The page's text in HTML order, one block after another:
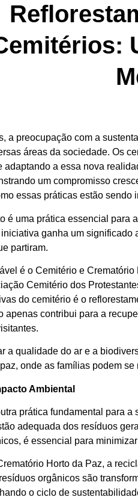
a preocupação com a
áreas da sociedade. Os
adaptando a essa nova
um compromisso
essas práticas estão
é uma prática essencial para
ganha um
partiram.
é o Cemitério e
Cemitério dos
do cemitério é o
apenas contribui para a
a qualidade do ar e a
onde as famílias podem
Ambiental
prática fundamental para
adequada dos resíduos
é essencial para
Horto da Paz, a
orgânicos são
o ciclo de